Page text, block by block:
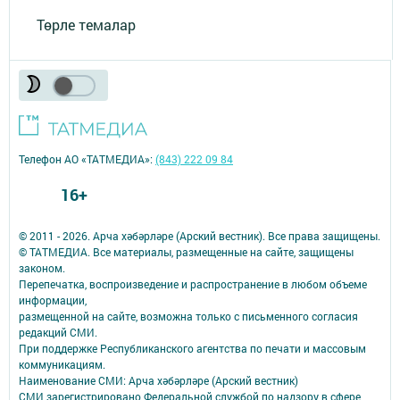
Төрле темалар
© 2011 - 2026. Арча хәбәрләре (Арский вестник). Все права защищены.
© ТАТМЕДИА. Все материалы, размещенные на сайте, защищены
законом.
Перепечатка, воспроизведение и распространение в любом объеме
информации,
размещенной на сайте, возможна только с письменного согласия
редакций СМИ.
При поддержке Республиканского агентства по печати и массовым
коммуникациям.
Наименование СМИ: Арча хәбәрләре (Арский вестник)
СМИ зарегистрировано Федеральной службой по надзору в сфере
Телефон АО «ТАТМЕДИА»:(843) 222 09 84
16+